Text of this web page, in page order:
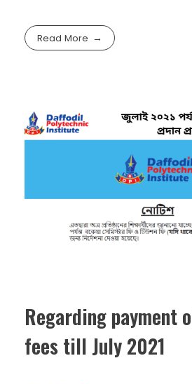
Read More
Regarding payment
fees till July 2021